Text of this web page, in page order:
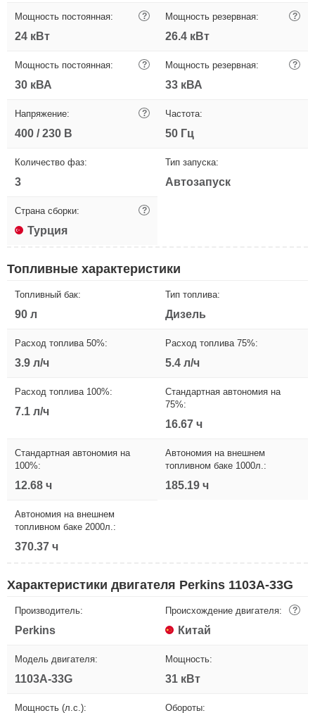
Мощность постоянная: ?
24 кВт
Мощность резервная: ?
26.4 кВт
Мощность постоянная: ?
30 кВА
Мощность резервная: ?
33 кВА
Напряжение: ?
400 / 230 В
Частота:
50 Гц
Количество фаз:
3
Тип запуска:
Автозапуск
Страна сборки: ?
Турция
Топливные характеристики
Топливный бак:
90 л
Тип топлива:
Дизель
Расход топлива 50%:
3.9 л/ч
Расход топлива 75%:
5.4 л/ч
Расход топлива 100%:
7.1 л/ч
Стандартная автономия на
75%:
16.67 ч
Стандартная автономия на
100%:
12.68 ч
Автономия на внешнем
топливном баке 1000л.:
185.19 ч
Автономия на внешнем
топливном баке 2000л.:
370.37 ч
Характеристики двигателя Perkins 1103A-33G
Производитель:
Perkins
Происхождение двигателя: ?
Китай
Модель двигателя:
1103A-33G
Мощность:
31 кВт
Мощность (л.с.): Обороты: